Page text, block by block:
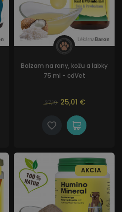
Balzam na rany, kožu a labky
75 ml - cdVet
27,19 25,01 €
AKCIA